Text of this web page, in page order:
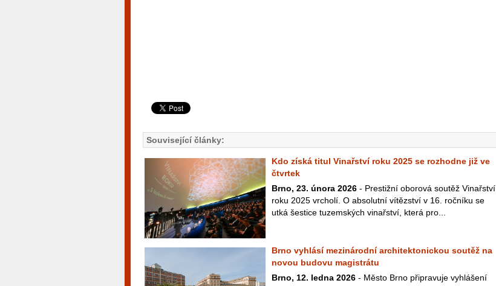
Související články:
Kdo získá titul Vinařství roku 2025 se rozhodne již ve
čtvrtek
Brno, 23. února 2026 - Prestižní oborová soutěž Vinařství
roku 2025 vrcholí. O absolutní vítězství v 16. ročníku se
utká šestice tuzemských vinařství, která pro...
Brno vyhlásí mezinárodní architektonickou soutěž na
novou budovu magistrátu
Brno, 12. ledna 2026 - Město Brno připravuje vyhlášení